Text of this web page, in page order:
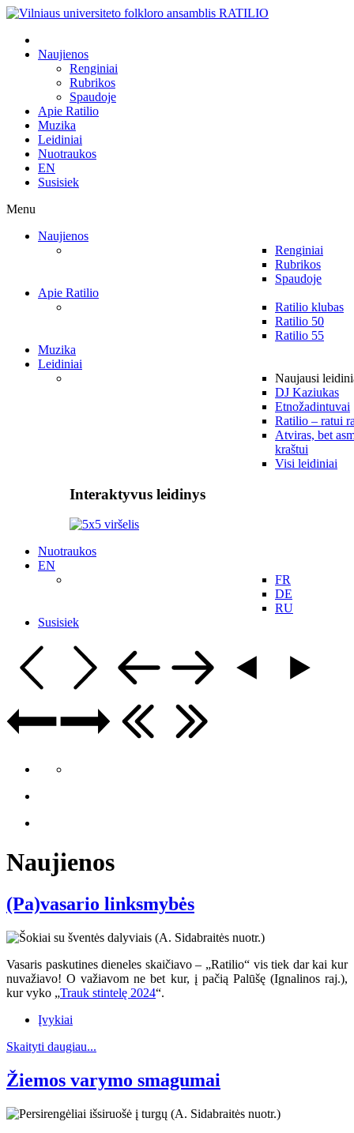
Naujienos
Renginiai
Rubrikos
Spaudoje
Apie Ratilio
Muzika
Leidiniai
Nuotraukos
EN
Susisiek
Menu
Naujienos
Renginiai
Rubrikos
Spaudoje
Apie Ratilio
Ratilio klubas
Ratilio 50
Ratilio 55
Muzika
Leidiniai
Naujausi
DJ Kaziukas
Etnožadintuvai
Ratilio – ratui
Atviras, bet
kraštui
Visi leidiniai
Interaktyvus leidinys
Nuotraukos
EN
FR
DE
RU
Susisiek
Naujienos
(Pa)vasario linksmybės
Vasaris paskutines dieneles skaičiavo – „Ratilio“ vis tiek dar kai kur
nuvažiavo! O važiavom ne bet kur, į pačią Palūšę (Ignalinos raj.),
kur vyko „Trauk stintelę 2024“.
Įvykiai
Skaityti daugiau...
Žiemos varymo smagumai